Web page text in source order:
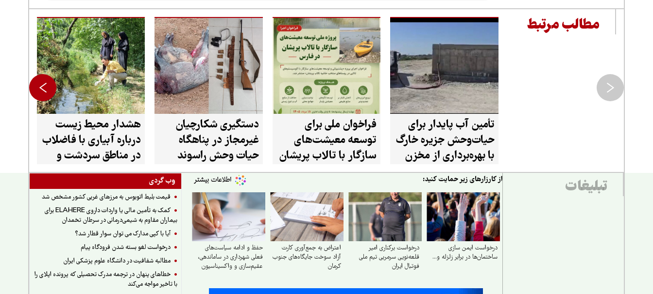
مطالب مرتبط
تأمین آب پایدار برای
حیات‌وحش جزیره خارگ
با بهره‌برداری از مخزن
۲۰ هزار لیتری
فراخوان ملی برای
توسعه معیشت‌های
سازگار با تالاب پریشان
در استان فارس
دستگیری شکارچیان
غیرمجاز در پناهگاه
حیات وحش راسوند
شازند
هشدار محیط زیست
درباره آبیاری با فاضلاب
در مناطق سردشت و
میرآباد
تبلیغات وب گردی
قیمت بلیط اتوبوس به مرزهای غربی کشور مشخص شد
کمک به تأمین مالی یا واردات داروی ELAHERE برای
بیماران مقاوم به شیمی‌درمانی در سرطان تخمدان
آیا با کپی مدارک می توان سوار قطار شد؟
درخواست لغو بسته شدن فرودگاه پیام
مطالبه شفافیت در دانشگاه علوم پزشکی ایران
خطاهای پنهان در ترجمه مدرک تحصیلی که پرونده اپلای را
با تاخیر مواجه می‌کند
از کارزارهای زیر حمایت کنید:
درخواست ایمن‌ سازی
ساختمان‌ها در برابر زلزله و...
درخواست برکناری امیر
قلعه‌نویی سرمربی تیم ملی
فوتبال ایران
اعتراض به جمع‌آوری کارت
آزاد سوخت جایگاه‌های جنوب
کرمان
حفظ و ادامه سیاست‌های
فعلی شهرداری در ساماندهی،
عقیم‌سازی و واکسیناسیون